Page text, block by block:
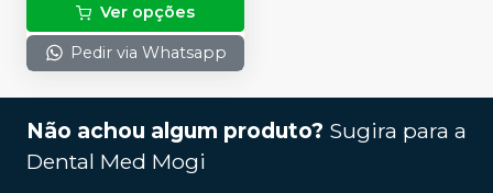
Ver opções
Pedir via Whatsapp
Não achou algum produto? Sugira para a
Dental Med Mogi